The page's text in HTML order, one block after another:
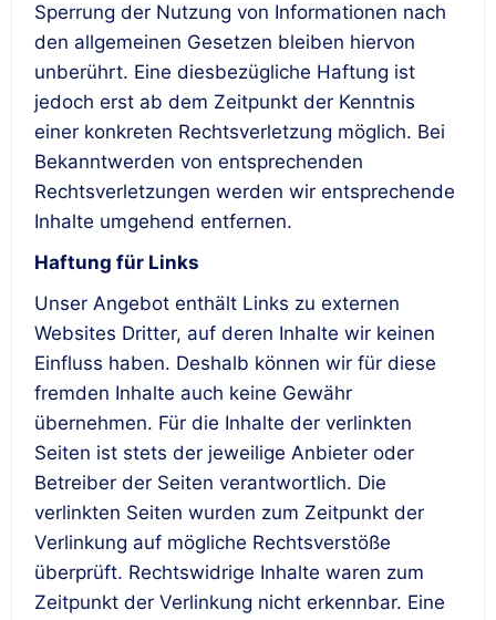
Sperrung der Nutzung von Informationen nach
den allgemeinen Gesetzen bleiben hiervon
unberührt. Eine diesbezügliche Haftung ist
jedoch erst ab dem Zeitpunkt der Kenntnis
einer konkreten Rechtsverletzung möglich. Bei
Bekanntwerden von entsprechenden
Rechtsverletzungen werden wir entsprechende
Inhalte umgehend entfernen.
Haftung für Links
Unser Angebot enthält Links zu externen
Websites Dritter, auf deren Inhalte wir keinen
Einfluss haben. Deshalb können wir für diese
fremden Inhalte auch keine Gewähr
übernehmen. Für die Inhalte der verlinkten
Seiten ist stets der jeweilige Anbieter oder
Betreiber der Seiten verantwortlich. Die
verlinkten Seiten wurden zum Zeitpunkt der
Verlinkung auf mögliche Rechtsverstöße
überprüft. Rechtswidrige Inhalte waren zum
Zeitpunkt der Verlinkung nicht erkennbar. Eine